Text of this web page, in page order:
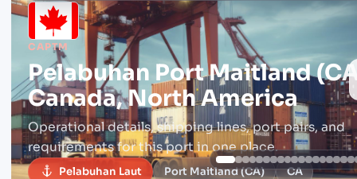
CAPTM
Pelabuhan Port Maitland
Canada, North America
Operational details, shipping lines, port pairs, and
requirements for this port in one place.
Pelabuhan Laut Port Maitland (CA) CA